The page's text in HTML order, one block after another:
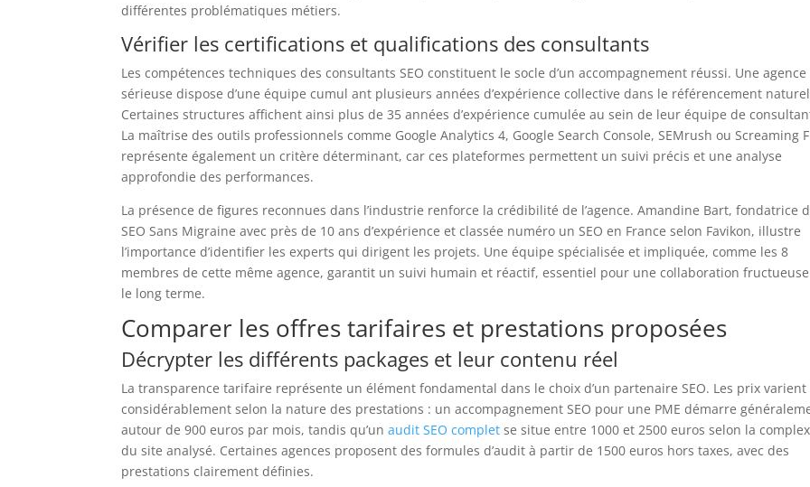
différentes problématiques métiers.
Vérifier les certifications et qualifications des consultants
Les compétences techniques des consultants SEO constituent le socle d’un accompagnement réussi. Une agence
sérieuse dispose d’une équipe cumul ant plusieurs années d’expérience collective dans le référencement
Certaines structures affichent ainsi plus de 35 années d’expérience cumulée au sein de leur équipe de
La maîtrise des outils professionnels comme Google Analytics 4, Google Search Console, SEMrush ou Screaming
représente également un critère déterminant, car ces plateformes permettent un suivi précis et une analyse
approfondie des performances.
La présence de figures reconnues dans l’industrie renforce la crédibilité de l’agence. Amandine Bart, fondatrice
SEO Sans Migraine avec près de 10 ans d’expérience et classée numéro un SEO en France selon Favikon, illustre
l’importance d’identifier les experts qui dirigent les projets. Une équipe spécialisée et impliquée, comme les 8
membres de cette même agence, garantit un suivi humain et réactif, essentiel pour une collaboration
le long terme.
Comparer les offres tarifaires et prestations proposées
Décrypter les différents packages et leur contenu réel
La transparence tarifaire représente un élément fondamental dans le choix d’un partenaire SEO. Les prix varient
considérablement selon la nature des prestations : un accompagnement SEO pour une PME démarre
autour de 900 euros par mois, tandis qu’unaudit SEO complet se situe entre 1000 et 2500 euros selon la
du site analysé. Certaines agences proposent des formules d’audit à partir de 1500 euros hors taxes, avec des
prestations clairement définies.